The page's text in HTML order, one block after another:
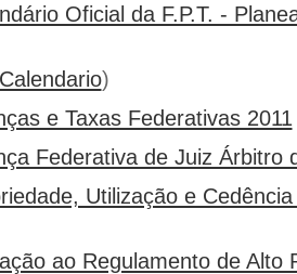
Oficial da F.P.T. -
)
e Taxas Federativas 2011
Federativa de Juiz Árbitro
Utilização e
ao Regulamento de Alto